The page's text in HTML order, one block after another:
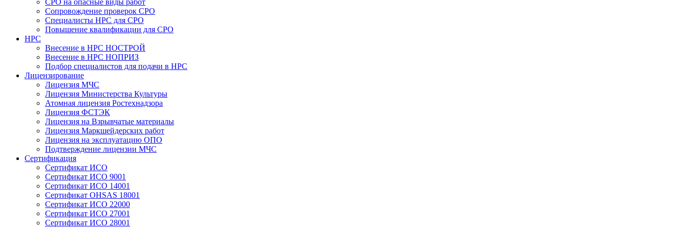
СРО на опасные виды работ
Сопровождение проверок СРО
Специалисты НРС для СРО
Повышение квалификации для СРО
НРС
Внесение в НРС НОСТРОЙ
Внесение в НРС НОПРИЗ
Подбор специалистов для подачи в НРС
Лицензирование
Лицензия МЧС
Лицензия Министерства Культуры
Атомная лицензия Ростехнадзора
Лицензия ФСТЭК
Лицензия на Взрывчатые материалы
Лицензия Маркшейдерских работ
Лицензия на эксплуатацию ОПО
Подтверждение лицензии МЧС
Сертификация
Сертификат ИСО
Сертификат ИСО 9001
Сертификат ИСО 14001
Сертификат OHSAS 18001
Сертификат ИСО 22000
Сертификат ИСО 27001
Сертификат ИСО 28001